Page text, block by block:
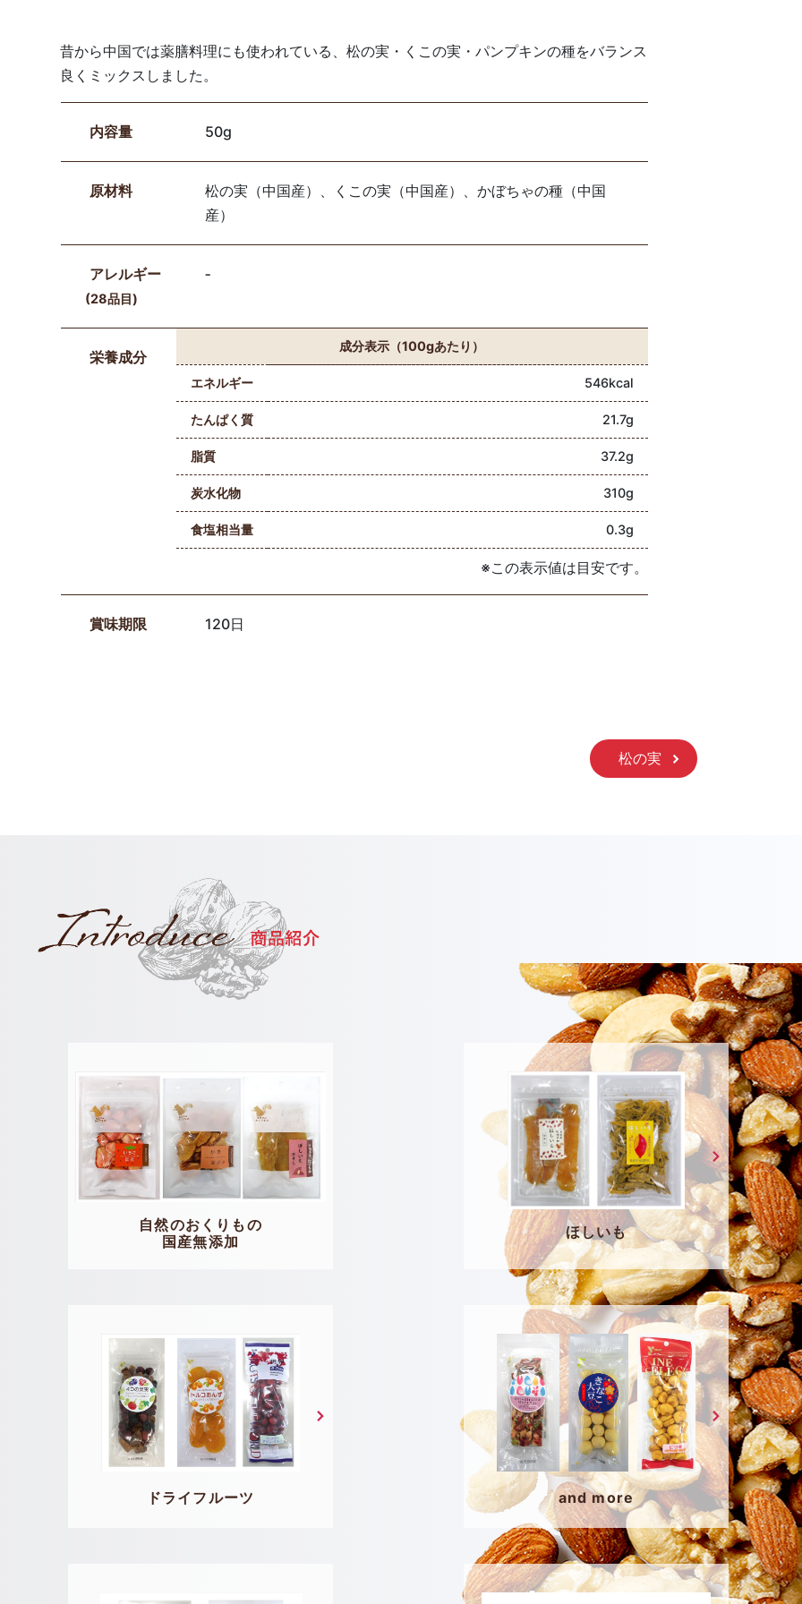
昔から中国では薬膳料理にも使われている、松の実・くこの実・パンプキンの種をバランス
良くミックスしました。
内容量 50g
原材料
松の実（中国産）、くこの実（中国産）、かぼちゃの種（中国
産）
アレルギー
(28品目)
‐
栄養成分
成分表示（100gあたり）
エネルギー 546kcal
たんぱく質 21.7g
脂質 37.2g
炭水化物 310g
食塩相当量 0.3g
※この表示値は目安です。
賞味期限 120日
松の実
自然のおくりもの
国産無添加
ほしいも
ドライフルーツ and more